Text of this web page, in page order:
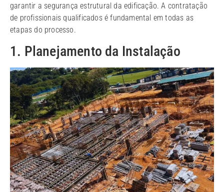
garantir a segurança estrutural da edificação. A contratação
de profissionais qualificados é fundamental em todas as
etapas do processo.
1. Planejamento da Instalação